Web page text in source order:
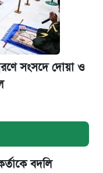
সংসদে দোয়া ও
বদলি